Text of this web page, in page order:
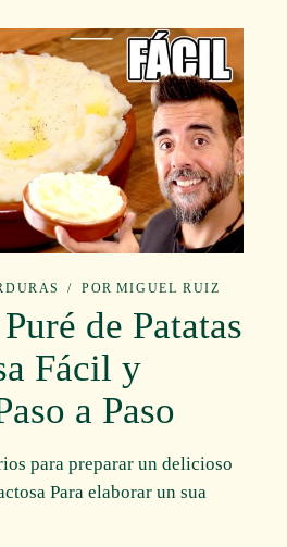
POR MIGUEL RUIZ
de Patatas
Fácil y
a Paso
para preparar un delicioso
Para elaborar un sua